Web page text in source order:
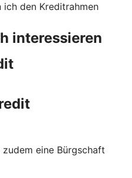
ich den Kreditrahmen
interessieren
eine Bürgschaft